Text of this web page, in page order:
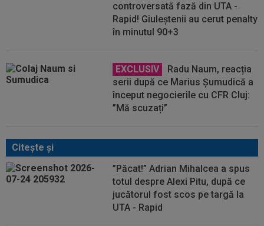
controversată fază din UTA -
Rapid! Giuleștenii au cerut penalty
în minutul 90+3
EXCLUSIV
Radu Naum, reacția
serii după ce Marius Șumudică a
început negocierile cu CFR Cluj:
”Mă scuzați”
Citeşte şi
”Păcat!” Adrian Mihalcea a spus
totul despre Alexi Pitu, după ce
jucătorul fost scos pe targă la
UTA - Rapid